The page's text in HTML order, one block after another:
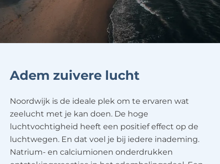
Adem zuivere lucht
Noordwijk is de ideale plek om te ervaren wat
zeelucht met je kan doen. De hoge
luchtvochtigheid heeft een positief effect op de
luchtwegen. En dat voel je bij iedere inademing.
Natrium- en calciumionen onderdrukken